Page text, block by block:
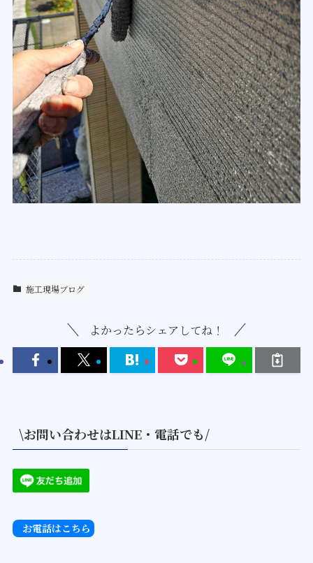
施工現場ブログ
よかったらシェアしてね！
\お問い合わせはLINE・電話でも/
お電話はこちら